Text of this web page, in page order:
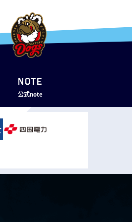
note
公式note